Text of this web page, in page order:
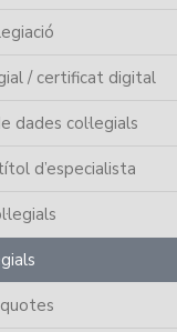
/ certificat digital
dades col·legials
d’especialista